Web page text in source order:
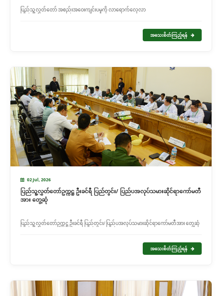
ပြည်သူ့လွှတ်တော် အစည်းအဝေးကျင်းပမှုကို လာရောက်လေ့လာ
အသေးစိတ်ကြည့်ရန်
02 Jul, 2026
ပြည်သူ့လွှတ်တော်ဥက္ကဋ္ဌ ဦးခင်ရီ ပြည်တွင်း/ ပြည်ပအလုပ်သမားဆိုင်ရာကော်မတီ
အား တွေ့ဆုံ
ပြည်သူ့လွှတ်တော်ဥက္ကဋ္ဌ ဦးခင်ရီ ပြည်တွင်း/ ပြည်ပအလုပ်သမားဆိုင်ရာကော်မတီအား တွေ့ဆုံ
အသေးစိတ်ကြည့်ရန်